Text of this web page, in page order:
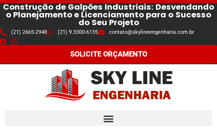
para
Construção de Galpões Industriais: Desvendando
o Planejamento e Licenciamento para o Sucesso
do Seu Projeto
(21) 2665-2948 (21) 9.3300-6135 contato@skylineengenharia.com.br
SOLICITE ORÇAMENTO